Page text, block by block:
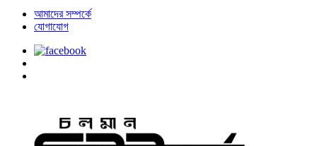
আমাদের সম্পর্কে
যোগাযোগ